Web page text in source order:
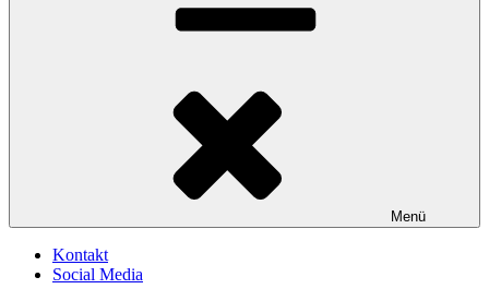
Menü
Kontakt
Social Media